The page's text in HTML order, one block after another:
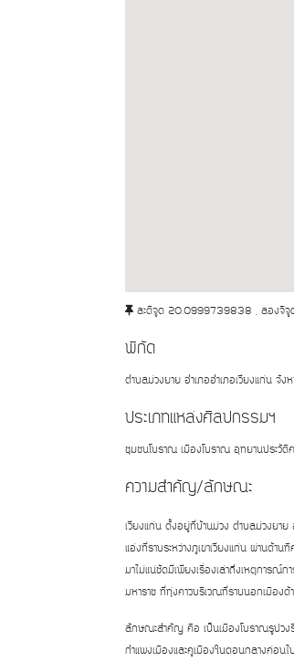
ละติจูด 20.0999739838 , ลองจิ
พิกัด
ตำบลม่วงยาย อำเภออำเภอเวียงแก่น
ประเภทแหล่งศิลปกรรมฯ
ชุมชนโบราณ เมืองโบราณ อุทยานประวัติ
ความสำคัญ/ลักษณะ
เวียงแก่น ตั้งอยู่ที่บ้านม่วง ตำบลม่วงยาย
แอ่งที่ราบระหว่างภูเขาเวียงแก่น ผ่านด้า
มาไม่แน่ชัดมีเพียงเรื่องเล่าถึงเหตุการณ์ก
มหาราช ที่ทุ่งคาวบริเวณที่ราบนอกเมือง
ลักษณะสำคัญ คือ เป็นเมืองโบราณรูปว
กำแพงเมืองและคูเมืองในตอนกลางค่อน